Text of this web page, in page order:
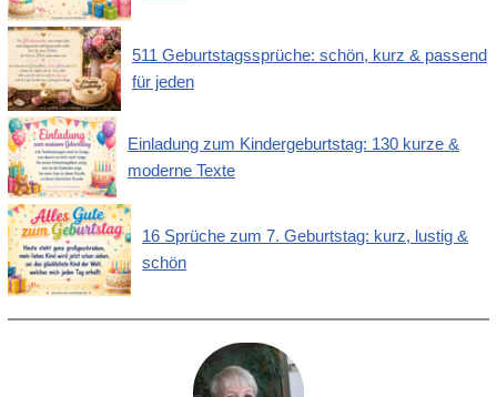
511 Geburtstagssprüche: schön, kurz & passend
für jeden
Einladung zum Kindergeburtstag: 130 kurze &
moderne Texte
16 Sprüche zum 7. Geburtstag: kurz, lustig &
schön